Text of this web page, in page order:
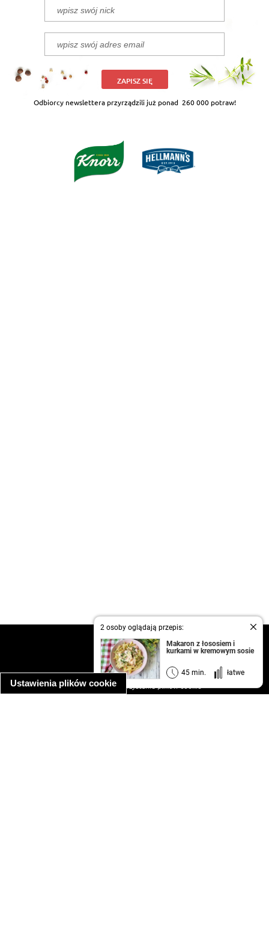
Ustawienia plików cookie
2 osoby oglądają przepis:
Makaron z łososiem i
kurkami w kremowym sosie
45 min. łatwe
ZAPISZ SIĘ
Odbiorcy newslettera przyrządzili już ponad 260 000 potraw!
kontakt
regulamin
informacja o prywatności
informacja o wykorzystaniu plików cookie